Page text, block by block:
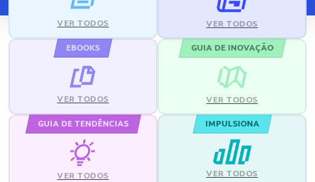
VER TODOS VER TODOS
EBOOKS
VER TODOS
GUIA DE INOVAÇÃO
VER TODOS
GUIA DE TENDÊNCIAS
VER TODOS
IMPULSIONA
VER TODOS